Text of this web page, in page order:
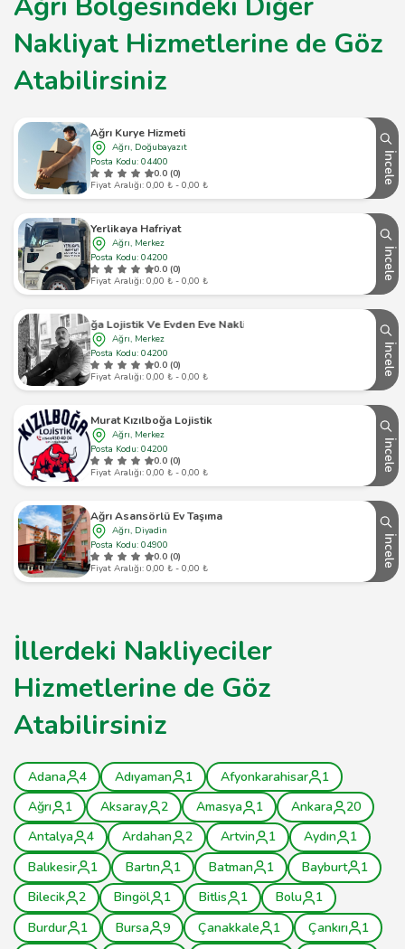
Nakliyat Hizmetlerine de Göz
Atabilirsiniz
Ağrı Kurye Hizmeti
Ağrı, Doğubayazıt
Posta Kodu: 04400
0.0 (0)
Fiyat Aralığı: 0,00 ₺ - 0,00 ₺
İncele
Yerlikaya Hafriyat
Ağrı, Merkez
Posta Kodu: 04200
0.0 (0)
Fiyat Aralığı: 0,00 ₺ - 0,00 ₺
İncele
Kızılboğa Lojistik Ve Evden Eve Nakliyat Asansör Kiralama
Ağrı, Merkez
Posta Kodu: 04200
0.0 (0)
Fiyat Aralığı: 0,00 ₺ - 0,00 ₺
İncele
Murat Kızılboğa Lojistik
Ağrı, Merkez
Posta Kodu: 04200
0.0 (0)
Fiyat Aralığı: 0,00 ₺ - 0,00 ₺
İncele
Ağrı Asansörlü Ev Taşıma
Ağrı, Diyadin
Posta Kodu: 04900
0.0 (0)
Fiyat Aralığı: 0,00 ₺ - 0,00 ₺
İncele
İllerdeki Nakliyeciler
Hizmetlerine de Göz
Atabilirsiniz
Adana 4 Adıyaman 1 Afyonkarahisar
1
Ağrı
1 Aksaray 2 Amasya 1 Ankara
20
Antalya
4 Ardahan 2 Artvin 1 Aydın
1
Balıkesir
1 Bartın 1 Batman 1 Bayburt
1
Bilecik
2 Bingöl 1 Bitlis 1 Bolu
1
Burdur
1 Bursa 9 Çanakkale 1 Çankırı
1